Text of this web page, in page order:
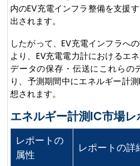
内のEV充電インフラ整備を支援
出されます。
したがって、EV充電インフラへ
より、EV充電電力計におけるエ
データの保存・伝送にこれらの
り、予測期間中にエネルギー計
想されます。
エネルギー計測IC市場レ
レポートの
属性
レポートの詳